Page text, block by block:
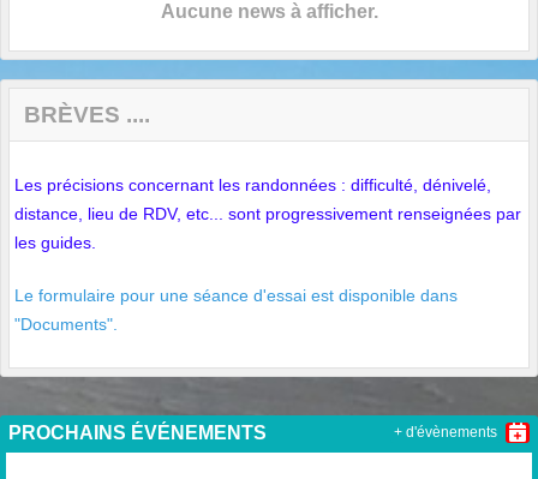
Aucune news à afficher.
BRÈVES ....
Les précisions concernant les randonnées : difficulté, dénivelé,
distance, lieu de RDV, etc... sont progressivement renseignées par
les guides.
Le formulaire pour une séance d'essai est disponible dans
"Documents".
PROCHAINS ÉVÉNEMENTS + d'évènements